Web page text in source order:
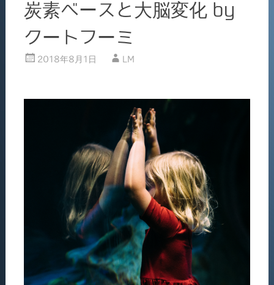
炭素ベースと大脳変化 by
クートフーミ
2018年8月1日 LM